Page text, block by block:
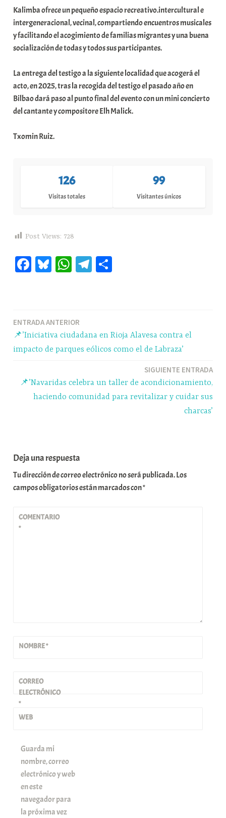
Kalimba ofrece un pequeño espacio recreativo.intercultural e
intergeneracional, vecinal, compartiendo encuentros musicales
y facilitando el acogimiento de familias migrantes y una buena
socialización de todas y todos sus participantes.
La entrega del testigo a la siguiente localidad que acogerá el
acto, en 2025, tras la recogida del testigo el pasado año en
Bilbao dará paso al punto final del evento con un mini concierto
del cantante y compositore Elh Malick.
Txomin Ruiz.
126
Visitas totales
99
Visitantes únicos
Post Views: 728
Fa Bl W
pp
Te
m rti
r
Navegación
de
ENTRADA ANTERIOR
📌’Iniciativa ciudadana en Rioja Alavesa contra el
impacto de parques eólicos como el de Labraza’
SIGUIENTE ENTRADA
📌’Navaridas celebra un taller de acondicionamiento,
haciendo comunidad para revitalizar y cuidar sus
charcas’
Deja una respuesta
Tu dirección de correo electrónico no será publicada.Los
campos obligatorios están marcados con*
COMENTARIO
*
NOMBRE*
CORREO
ELECTRÓNICO
*
WEB
Guarda mi
nombre, correo
electrónico y web
en este
navegador para
la próxima vez